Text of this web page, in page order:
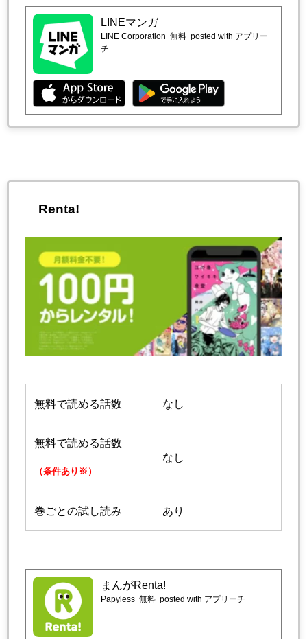
LINEマンガ
LINE Corporation 無料 posted with アプリー
チ
Renta!
無料で読める話数 なし
無料で読める話数
（条件あり※）
なし
巻ごとの試し読み あり
まんがRenta!
Papyless 無料 posted with アプリーチ